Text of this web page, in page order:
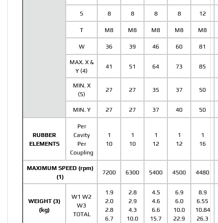
S 8 8 8 8 12
T M8 M8 M8 M8 M8
W 36 39 46 60 81
MAX. X &
Y (4)
41 51 64 73 85
MIN. X
(5)
27 27 35 37 50
MIN. Y 27 27 37 40 50
RUBBER
ELEMENTS
Per
Cavity
Per
Coupling
1
10
1
10
1
12
1
12
1
16
MAXIMUM SPEED (rpm)
(1)
7200 6300 5400 4500 4480
WEIGHT (3)
(kg)
W1 W2
W3
TOTAL
1.9
2.0
2.8
6.7
2.8
2.9
4.3
10.0
4.5
4.6
6.6
15.7
6.9
6.0
10.0
22.9
8.9
6.55
10.84
26.3